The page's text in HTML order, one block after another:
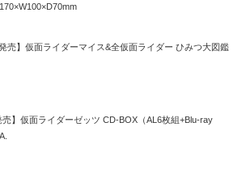
発売】仮面ライダーマイス&全仮面ライダー ひみつ大図鑑
売】仮面ライダーゼッツ CD-BOX（AL6枚組+Blu-ray